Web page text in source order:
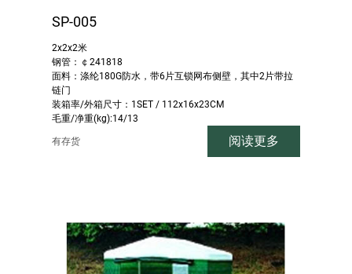
SP-005
2x2x2米
钢管：￠241818
面料：涤纶180G防水，带6片互锁网布侧壁，其中2片带拉
链门
装箱率/外箱尺寸：1SET / 112x16x23CM
毛重/净重(kg):14/13
有存货 阅读更多